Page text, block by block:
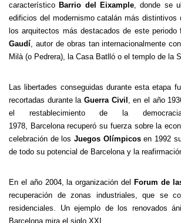
característico Barrio del Eixample, donde se
edificios del modernismo catalán más distintivos
los arquitectos más destacados de este periodo
Gaudí, autor de obras tan internacionalmente
Milà(o Pedrera), la Casa Batlló o el templo de la
Las libertades conseguidas durante esta etapa
recortadas durante la Guerra Civil , en el año
el restablecimiento de la
1978, Barcelona recuperó su fuerza sobre la
celebración de los Juegos Olímpicosen 1992
de todo su potencial de Barcelona y la
En el año 2004, la organización del Forum de
recuperación de zonas industriales, que se
residenciales. Un ejemplo de los renovados
Barcelona mira el siglo XXI.